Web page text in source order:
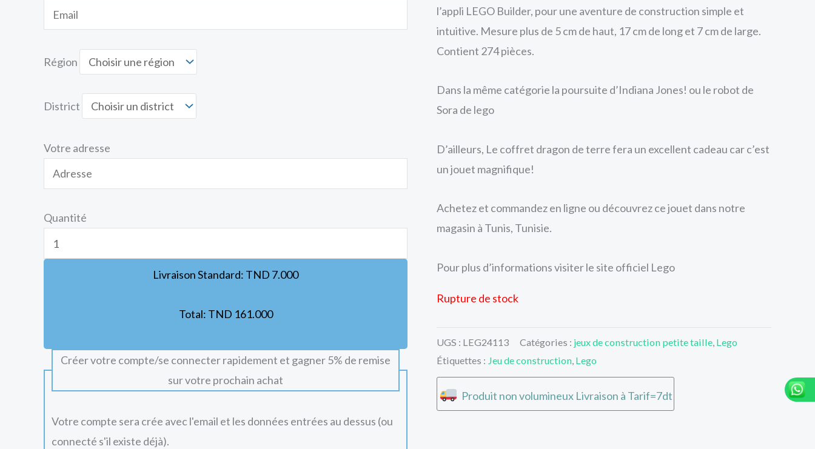
Région
District
Votre adresse
Quantité
Livraison Standard: TND 7.000
Total: TND 161.000
Créer votre compte/se connecter rapidement et gagner 5% de remise
sur votre prochain achat
Votre compte sera crée avec l'email et les données entrées au dessus (ou
connecté s'il existe déjà).
l’appli LEGO Builder, pour une aventure de construction simple et
intuitive. Mesure plus de 5 cm de haut, 17 cm de long et 7 cm de large.
Contient 274 pièces.
Dans la même catégorie la poursuite d’Indiana Jones! ou le robot de
Sora de lego
D’ailleurs, Le coffret dragon de terre fera un excellent cadeau car c’est
un jouet magnifique!
Achetez et commandez en ligne ou découvrez ce jouet dans notre
magasin à Tunis, Tunisie.
Pour plus d’informations visiter le site officiel Lego
Rupture de stock
UGS : LEG24113 Catégories : jeux de construction petite taille Lego
Étiquettes : Jeu de construction Lego
Produit non volumineux Livraison à Tarif=7dt